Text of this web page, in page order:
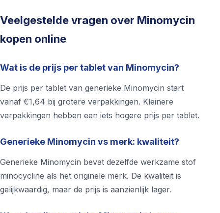
Veelgestelde vragen over Minomycin
kopen online
Wat is de prijs per tablet van Minomycin?
De prijs per tablet van generieke Minomycin start
vanaf €1,64 bij grotere verpakkingen. Kleinere
verpakkingen hebben een iets hogere prijs per tablet.
Generieke Minomycin vs merk: kwaliteit?
Generieke Minomycin bevat dezelfde werkzame stof
minocycline als het originele merk. De kwaliteit is
gelijkwaardig, maar de prijs is aanzienlijk lager.